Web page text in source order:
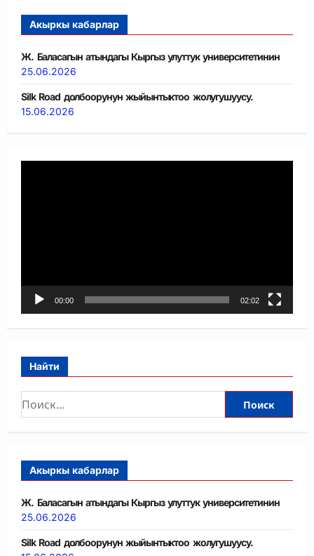
Акыркы кабарлар
Ж. Баласагын атындагы Кыргыз улуттук университетинин
25.06.2026
Silk Road долбоорунун жыйынтыктоо жолугушуусу.
15.06.2026
00:00 02:02
Найти
Акыркы кабарлар
Ж. Баласагын атындагы Кыргыз улуттук университетинин
25.06.2026
Silk Road долбоорунун жыйынтыктоо жолугушуусу.